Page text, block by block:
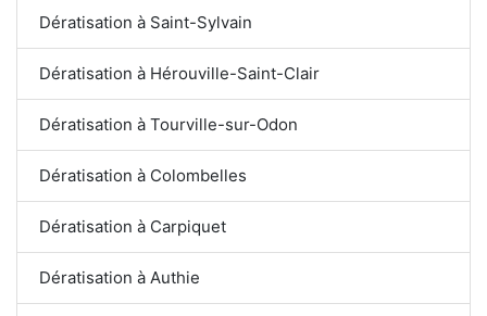
Dératisation à Saint-Sylvain
Dératisation à Hérouville-Saint-Clair
Dératisation à Tourville-sur-Odon
Dératisation à Colombelles
Dératisation à Carpiquet
Dératisation à Authie